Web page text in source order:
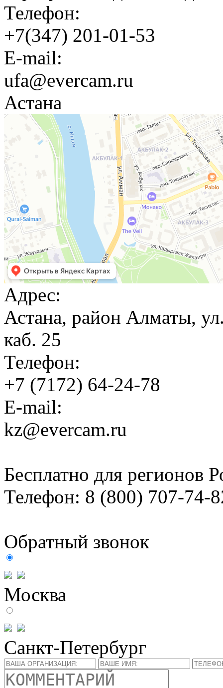
Телефон:
+7(347) 201-01-53
E-mail:
ufa@evercam.ru
Астана
Адрес:
Астана, район Алматы,
каб. 25
Телефон:
+7 (7172) 64-24-78
E-mail:
kz@evercam.ru
Бесплатно для регионов
Телефон: 8 (800) 707-74-
Обратный звонок
Москва
Санкт-Петербург